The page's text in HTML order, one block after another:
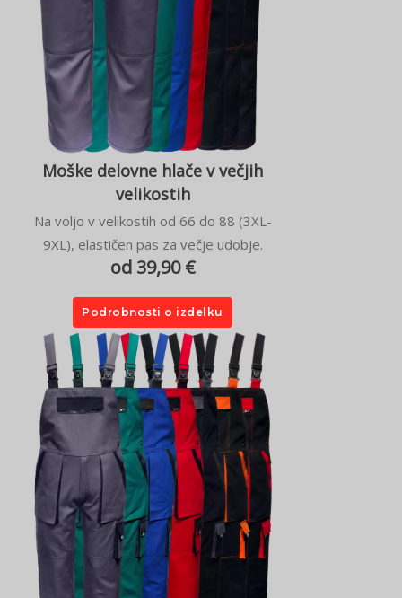
Moške delovne hlače v večjih
velikostih
Na voljo v velikostih od 66 do 88 (3XL-
9XL), elastičen pas za večje udobje.
od 39,90 €
Podrobnosti o izdelku